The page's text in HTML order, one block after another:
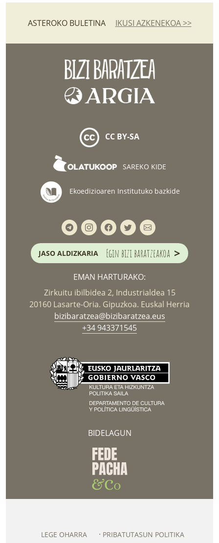
ASTEROKO BULETINA IKUSI AZKENEKOA >>
CC BY-SA
SAREKO KIDE
Ekoedizioaren Institutuko bazkide
JASO ALDIZKARIA Egin bizi baratzeakoa >
EMAN HARTURAKO:
Zirkuitu ibilbidea 2, Industrialdea 15
20160 Lasarte-Oria. Gipuzkoa. Euskal Herria
bizibaratzea@bizibaratzea.eus
+34 943371545
BIDELAGUN
LEGE OHARRA
PRIBATUTASUN POLITIKA